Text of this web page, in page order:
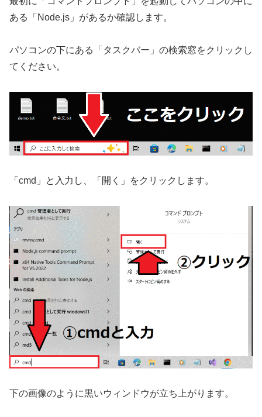
ある「Node.js」があるか確認します。
パソコンの下にある「タスクバー」の検索窓をクリックし
てください。
「cmd」と入力し、「開く」をクリックします。
下の画像のように黒いウィンドウが立ち上がります。